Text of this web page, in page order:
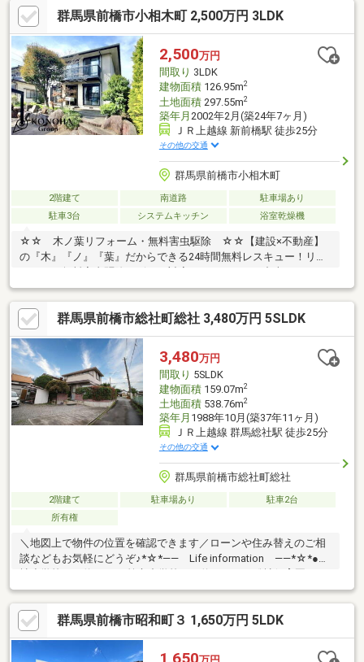
オウチ探しも、リフォームも一緒に相談できます！＼弊社には、
『きつね隊』・『ゴリラ隊』という無料かけつけサービスの仕組
みが、整っています♪／住んでからのお家トラブル、緊急対応も承
っております♪お家のこと、すべて木ノ葉プランニングにお任せく
ださい＾＾
群馬県前橋市小相木町 2,500万円 3LDK
2,500万円
間取り 3LDK
建物面積126.95m2
土地面積297.55m2
築年月 2002年2月(築24年7ヶ月)
ＪＲ上越線 新前橋駅 徒歩25分
その他の交通
群馬県前橋市小相木町
2階建て 南道路
駐車場あり
駐車3台
システムキッチン 浴室乾燥機
☆☆ 木ノ葉リフォーム・無料害虫駆除 ☆☆【建設×不動産】
の『木』『ノ』『葉』だからできる24時間無料レスキュー！リフ
ターサービスがついており、住んでからの安心をずっとお届けし
ます！内覧時に、無料相談・お見積りも物件ごとに作成可能！！
オウチ探しも、リフォームも一緒に相談できます！＼弊社には、
『きつね隊』・『ゴリラ隊』という無料かけつけサービスの仕組
みが、整っています♪／住んでからのお家トラブル、緊急対応も承
っております♪お家のこと、すべて木ノ葉プランニングにお任せく
ださい＾＾
群馬県前橋市総社町総社 3,480万円 5SLDK
3,480万円
間取り 5SLDK
建物面積159.07m2
土地面積538.76m2
築年月 1988年10月(築37年11ヶ月)
ＪＲ上越線 群馬総社駅 徒歩25分
その他の交通
群馬県前橋市総社町総社
2階建て 駐車場あり
駐車2台
所有権
＼地図上で物件の位置を確認できます／ローンや住み替えのご相
談などもお気軽にどうぞ♪*☆*―― Life information ――*☆*●総
約710ｍ●コープまで約1.3Ｋｍ●セブンイレブンまで約460ｍ
*☆*―― オススメPOINT ――*☆*☆２階にもキッチン付きで二
世帯住宅としても◎☆北東角地で開放感あり(^^)/☆夏には前橋花
火大会が眺望できる♪☆工場：平成15年8月築（約35.06坪/115.93
群馬県前橋市昭和町３ 1,650万円 5LDK